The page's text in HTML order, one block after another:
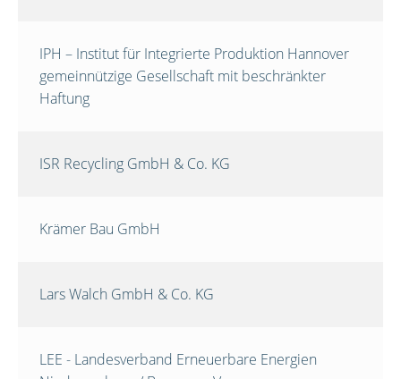
IPH – Institut für Integrierte Produktion Hannover
gemeinnützige Gesellschaft mit beschränkter
Haftung
ISR Recycling GmbH & Co. KG
Krämer Bau GmbH
Lars Walch GmbH & Co. KG
LEE - Landesverband Erneuerbare Energien